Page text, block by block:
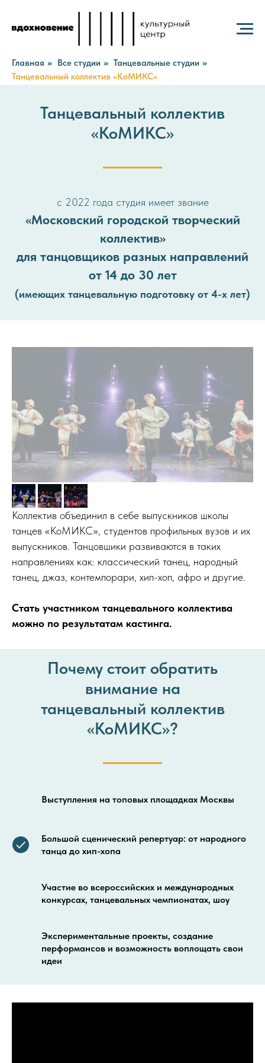
Главная » Все студии » Танцевальные студии »
Танцевальный коллектив «КоМИКС»
Танцевальный коллектив
«КоМИКС»
с 2022 года студия имеет звание
«Московский городской творческий
коллектив»
для танцовщиков разных направлений
от 14 до 30 лет
(имеющих танцевальную подготовку от 4-х лет)
Коллектив объединил в себе выпускников школы
танцев «КоМИКС», студентов профильных вузов и их
выпускников. Танцовшики развиваются в таких
направлениях как: классический танец, народный
танец, джаз, контемпорари, хип-хоп, афро и другие.
Стать участником танцевального коллектива
можно по результатам кастинга.
Почему стоит обратить
внимание на
танцевальный коллектив
«КоМИКС»?
Выступления на топовых площадках Москвы
Большой сценический репертуар: от народного
танца до хип-хопа
Участие во всероссийских и международных
конкурсах, танцевальных чемпионатах, шоу
Экспериментальные проекты, создание
перформансов и возможность воплощать свои
идеи